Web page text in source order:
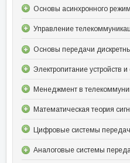
Основы асинхронного
Управление
Основы передачи
Электропитание устройств
Менеджмент в
Математическая теория
Цифровые системы
Аналоговые системы